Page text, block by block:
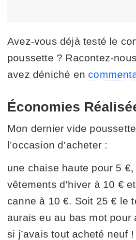
Avez-vous déjà testé le
poussette ? Racontez-
avez déniché en
Économies
Mon dernier vide
l’occasion d’acheter :
une chaise haute pour 5
vêtements d’hiver à 10 €
canne à 10 €. Soit 25 € le
aurais eu au bas mot pour
si j’avais tout acheté neuf !